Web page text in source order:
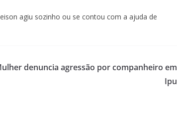
agiu sozinho ou se contou com a ajuda de
denuncia agressão por companheiro em
Ipu